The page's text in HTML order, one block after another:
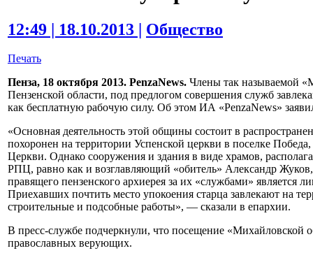
12:49 | 18.10.2013 | Общество
Печать
Пенза, 18 октября 2013. PenzaNews. Члены так называемой
Пензенской области, под предлогом совершения служб
как бесплатную рабочую силу. Об этом ИА «PenzaNews»
«Основная деятельность этой общины состоит в
похоронен на территории Успенской церкви в поселке
Церкви. Однако сооружения и здания в виде храмов,
РПЦ, равно как и возглавляющий «обитель» Александр
правящего пензенского архиерея за их «службами»
Приехавших почтить место упокоения старца завлекают на
строительные и подсобные работы», — сказали в епархии.
В пресс-службе подчеркнули, что посещение «Михайловской
православных верующих.